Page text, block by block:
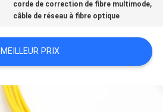
corde de correction de fibre multimode,
câble de réseau à fibre optique
MEILLEUR PRIX